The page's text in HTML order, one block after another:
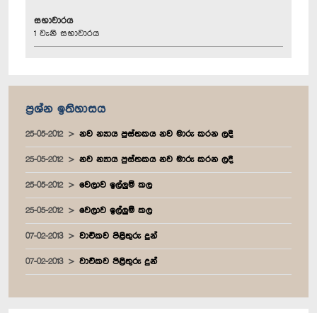
සභාවාරය
1 වැනි සභාවාරය
ප්‍රශ්න ඉතිහාසය
25-05-2012 නව න්‍යාය පුස්තකය නව මාරු කරන ලදී
25-05-2012 නව න්‍යාය පුස්තකය නව මාරු කරන ලදී
25-05-2012 වෙලාව ඉල්ලුම් කල
25-05-2012 වෙලාව ඉල්ලුම් කල
07-02-2013 වාචිකව පිළිතුරු දුන්
07-02-2013 වාචිකව පිළිතුරු දුන්